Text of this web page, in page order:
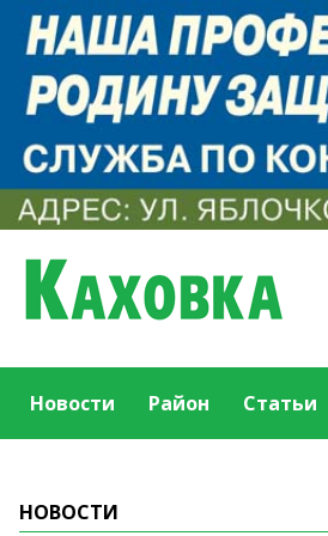
Новости Район Статьи
НОВОСТИ